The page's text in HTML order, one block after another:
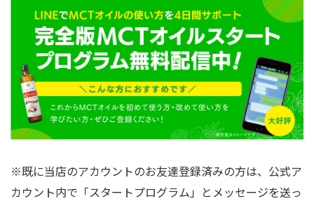
※既に当店のアカウントのお友達登録済みの方は、公式ア
カウント内で「スタートプログラム」とメッセージを送っ